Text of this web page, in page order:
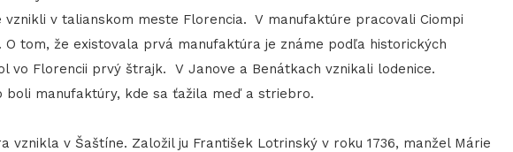
vznikli v talianskom meste Florencia. V manufaktúre pracovali Ciompi
O tom, že existovala prvá manufaktúra je známe podľa historických
vo Florencii prvý štrajk. V Janove a Benátkach vznikali lodenice.
boli manufaktúry, kde sa ťažila meď a striebro.
vznikla v Šaštíne. Založil ju František Lotrinský v roku 1736, manžel Márie